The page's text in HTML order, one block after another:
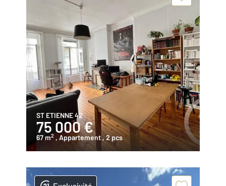
ST ETIENNE 42
75 000 €
67 m2 , Appartement, 2 pcs